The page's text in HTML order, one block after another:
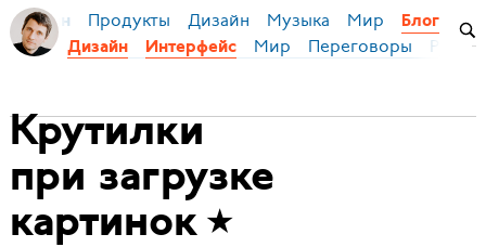
Бирман Продукты Дизайн Музыка Мир
Блог
Дизайн
Интерфейс Мир Переговоры
Крутилки
при загрузке
картинок